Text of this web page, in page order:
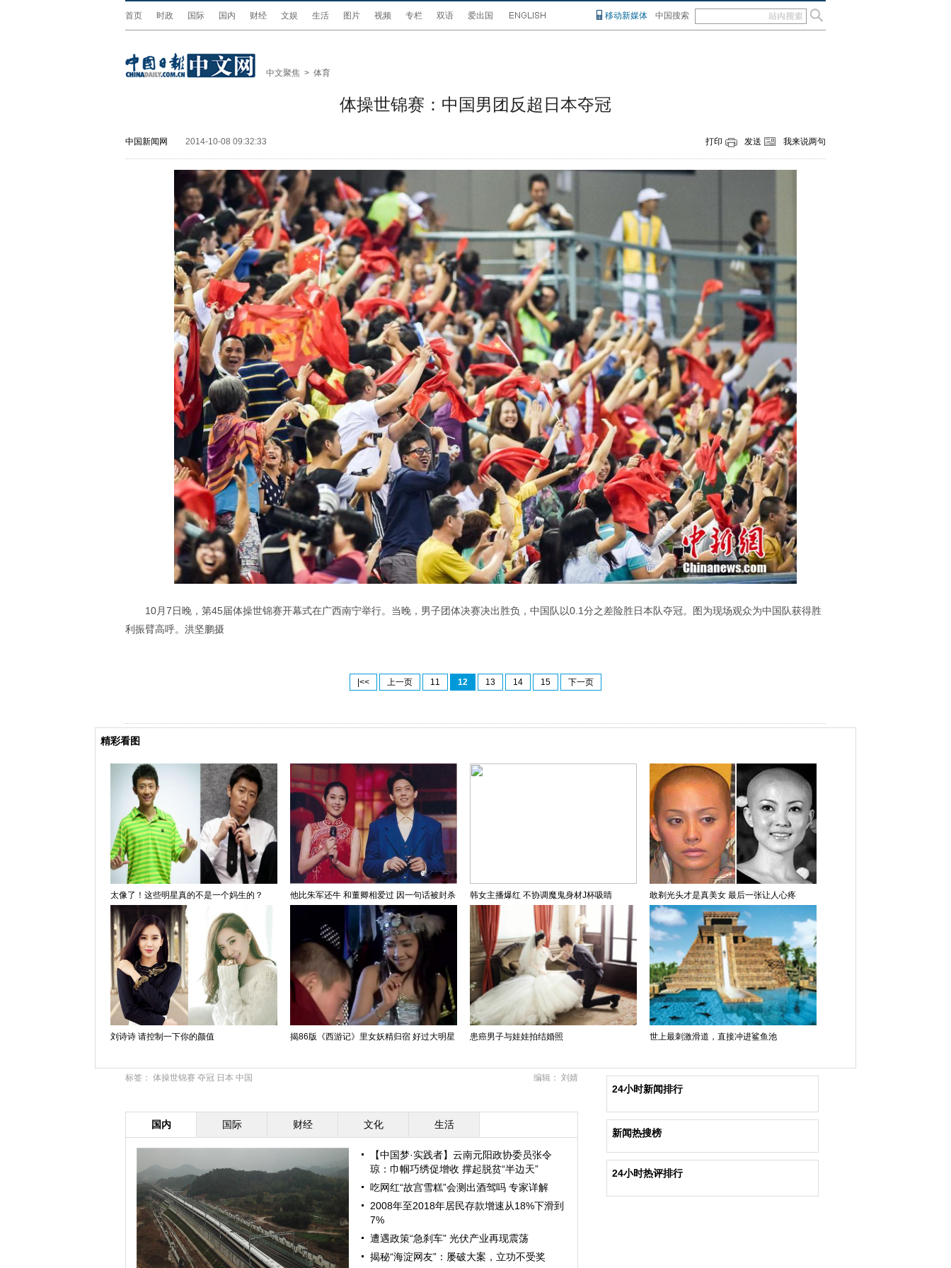
首页 时政 国际 国内 财经 文娱 生活 图片 视频 专栏 双语 爱出国 移动新媒体 中国搜索
中文聚焦 > 体育
体操世锦赛：中国男团反超日本夺冠
中国新闻网 2014-10-08 09:32:33 打印 发送 我来说两句
10月7日晚，第45届体操世锦赛开幕式在广西南宁举行。当晚，男子团体决赛决出胜负，中国队以0.1分之差险胜日本队夺冠。图为现场观众为中国队获得胜
利振臂高呼。洪坚鹏摄
|<< 上一页 11 12 13 14 15 下一页
精彩看图
太像了！这些明星真的不是一个妈生的？ 他比朱军还牛 和董卿相爱过 因一句话被封杀 韩女主播爆红 不协调魔鬼身材J杯吸睛 敢剃光头才是真美女 最后一张让人心疼
刘诗诗 请控制一下你的颜值 揭86版《西游记》里女妖精归宿 好过大明星 患癌男子与娃娃拍结婚照 世上最刺激滑道，直接冲进鲨鱼池
编辑： 刘婧
标签： 体操世锦赛 夺冠 日本 中国
国内 国际 财经 文化 生活
【中国梦·实践者】云南元阳政协委员张令
琼：巾帼巧绣促增收 撑起脱贫“半边天”
吃网红“故宫雪糕”会测出酒驾吗 专家详解
2008年至2018年居民存款增速从18%下滑到
7%
遭遇政策“急刹车” 光伏产业再现震荡
揭秘“海淀网友”：屡破大案，立功不受奖
24小时新闻排行
新闻热搜榜
24小时热评排行